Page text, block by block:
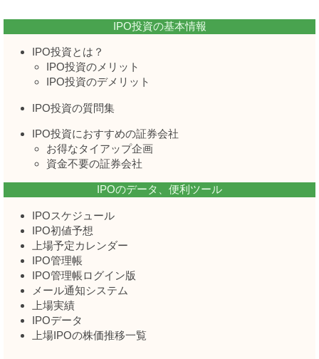
IPO投資の基本情報
IPO投資とは？
IPO投資のメリット
IPO投資のデメリット
IPO投資の質問集
IPO投資におすすめの証券会社
お得なタイアップ企画
資金不要の証券会社
IPOのデータ、便利ツール
IPOスケジュール
IPO初値予想
上場予定カレンダー
IPO管理帳
IPO管理帳ログイン版
メール通知システム
上場実績
IPOデータ
上場IPOの株価推移一覧